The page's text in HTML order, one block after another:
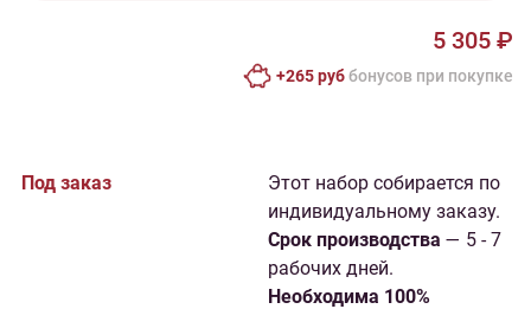
5 305 ₽
+265 руббонусов при покупке
Под заказ
Этот набор собирается по
индивидуальному заказу.
Cрок производства — 5 - 7
рабочих дней.
Необходима 100%